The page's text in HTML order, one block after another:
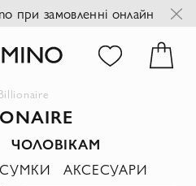
при замовленні онлайн
ЧОЛОВІКАМ
СУМКИ
АКСЕСУАРИ